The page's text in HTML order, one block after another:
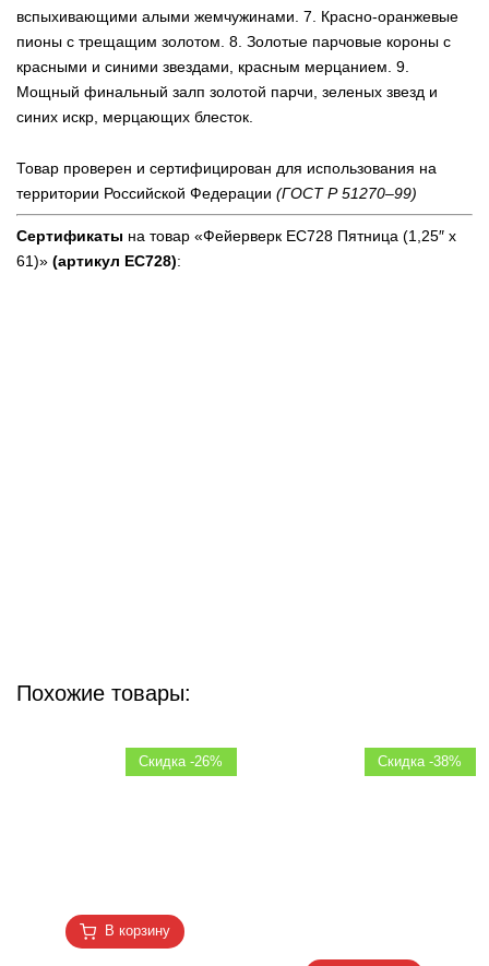
вспыхивающими алыми жемчужинами. 7. Красно-оранжевые
пионы с трещащим золотом. 8. Золотые парчовые короны с
красными и синими звездами, красным мерцанием. 9.
Мощный финальный залп золотой парчи, зеленых звезд и
синих искр, мерцающих блесток.
Товар проверен и сертифицирован для использования на
территории Российской Федерации (ГОСТ Р 51270–99)
Сертификаты на товар «Фейерверк ЕС728 Пятница (1,25″ х
61)» (артикул ЕС728):
Похожие товары:
В корзину
Скидка -26% Скидка -38%